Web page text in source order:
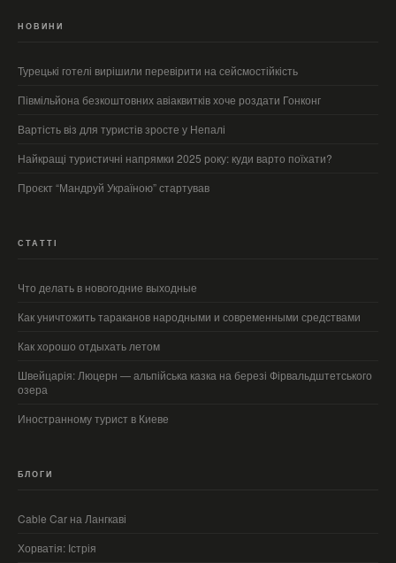
НОВИНИ
Турецькі готелі вирішили перевірити на сейсмостійкість
Півмільйона безкоштовних авіаквитків хоче роздати Гонконг
Вартість віз для туристів зросте у Непалі
Найкращі туристичні напрямки 2025 року: куди варто поїхати?
Проєкт “Мандруй Україною” стартував
СТАТТІ
Что делать в новогодние выходные
Как уничтожить тараканов народными и современными средствами
Как хорошо отдыхать летом
Швейцарія: Люцерн — альпійська казка на березі Фірвальдштетського
озера
Иностранному турист в Киеве
БЛОГИ
Cable Car на Лангкаві
Хорватія: Істрія